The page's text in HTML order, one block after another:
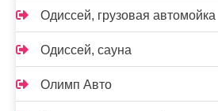
Одиссей, грузовая автомойка
Одиссей, сауна
Олимп Авто